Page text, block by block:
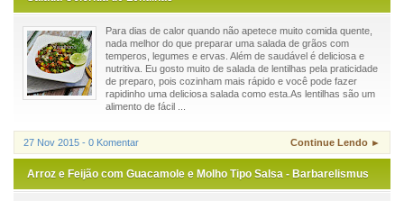
Para dias de calor quando não apetece muito comida quente,
nada melhor do que preparar uma salada de grãos com
temperos, legumes e ervas. Além de saudável é deliciosa e
nutritiva. Eu gosto muito de salada de lentilhas pela praticidade
de preparo, pois cozinham mais rápido e você pode fazer
rapidinho uma deliciosa salada como esta.As lentilhas são um
alimento de fácil ...
27 Nov 2015 - 0 Komentar Continue Lendo ►
Arroz e Feijão com Guacamole e Molho Tipo Salsa - Barbarelismus